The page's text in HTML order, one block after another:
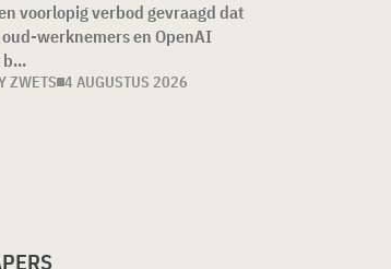
voorlopig verbod gevraagd dat
werknemers en OpenAI
b...
ZWETS 4 AUGUSTUS 2026